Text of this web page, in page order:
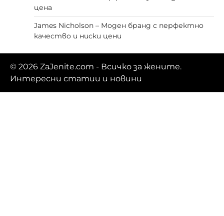
цена
James Nicholson – Моден бранд с перфектно
качество и ниски цени
© 2026 ZaJenite.com - Всичко за жените.
Интересни статии и новини